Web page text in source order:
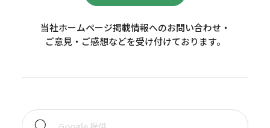
当社ホームページ掲載情報へのお問い合わせ・
ご意見・ご感想などを受け付けております。